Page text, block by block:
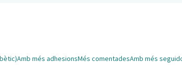
Amb més adhesionsMés comentadesAmb més